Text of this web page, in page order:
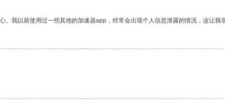
我以前使用过一些其他的加速器app，经常会出现个人信息泄露的情况，这让我